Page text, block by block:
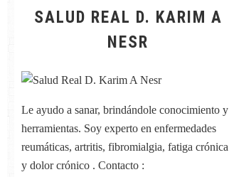
SALUD REAL D. KARIM A
NESR
Le ayudo a sanar, brindándole conocimiento y
herramientas. Soy experto en enfermedades
reumáticas, artritis, fibromialgia, fatiga crónica
y dolor crónico . Contacto :